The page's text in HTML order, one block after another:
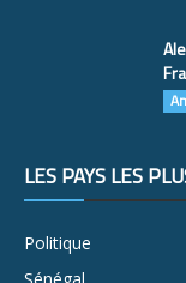
LES PAYS LES
Politique